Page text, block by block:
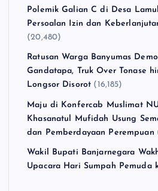
Polemik Galian C di Desa
Persoalan Izin dan
(20,480)
Ratusan Warga Banyumas
Gandatapa, Truk Over Tonase
Longsor Disorot (16,185)
Maju di Konfercab Muslimat
Khasanatul Mufidah Usung
dan Pemberdayaan Perempuan
Wakil Bupati Banjarnegara
Upacara Hari Sumpah Pemuda